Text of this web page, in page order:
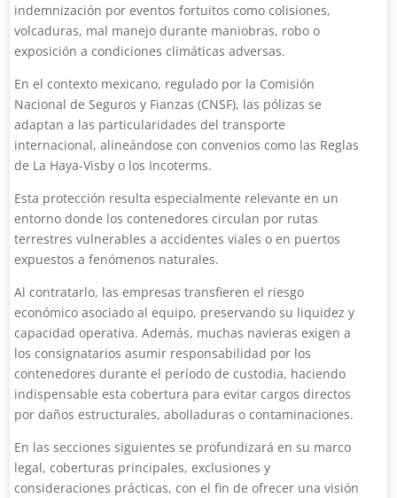
indemnización por eventos fortuitos como colisiones,
volcaduras, mal manejo durante maniobras, robo o
exposición a condiciones climáticas adversas.
En el contexto mexicano, regulado por la Comisión
Nacional de Seguros y Fianzas (CNSF), las pólizas se
adaptan a las particularidades del transporte
internacional, alineándose con convenios como las Reglas
de La Haya-Visby o los Incoterms.
Esta protección resulta especialmente relevante en un
entorno donde los contenedores circulan por rutas
terrestres vulnerables a accidentes viales o en puertos
expuestos a fenómenos naturales.
Al contratarlo, las empresas transfieren el riesgo
económico asociado al equipo, preservando su liquidez y
capacidad operativa. Además, muchas navieras exigen a
los consignatarios asumir responsabilidad por los
contenedores durante el período de custodia, haciendo
indispensable esta cobertura para evitar cargos directos
por daños estructurales, abolladuras o contaminaciones.
En las secciones siguientes se profundizará en su marco
legal, coberturas principales, exclusiones y
consideraciones prácticas, con el fin de ofrecer una visión